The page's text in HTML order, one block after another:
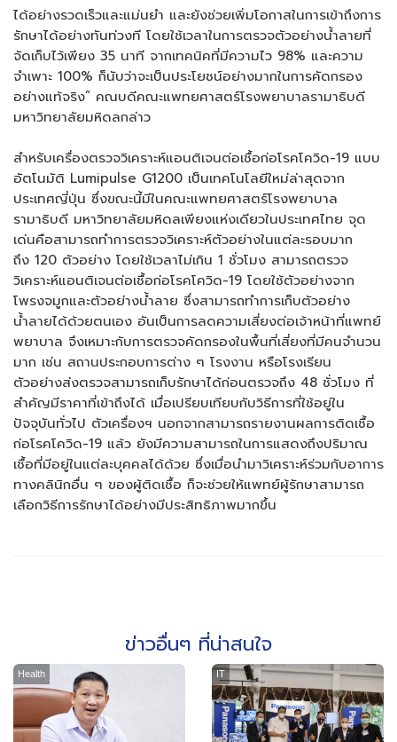
ได้อย่างรวดเร็วและแม่นยำ และยังช่วยเพิ่มโอกาสในการเข้าถึงการ
รักษาได้อย่างทันท่วงที โดยใช้เวลาในการตรวจตัวอย่างน้ำลายที่
จัดเก็บไว้เพียง 35 นาที จากเทคนิคที่มีความไว 98% และความ
จำเพาะ 100% ก็นับว่าจะเป็นประโยชน์อย่างมากในการคัดกรอง
อย่างแท้จริง” คณบดีคณะแพทยศาสตร์โรงพยาบาลรามาธิบดี
มหาวิทยาลัยมหิดลกล่าว
สำหรับเครื่องตรวจวิเคราะห์แอนติเจนต่อเชื้อก่อโรคโควิด-19 แบบ
อัตโนมัติ Lumipulse G1200 เป็นเทคโนโลยีใหม่ล่าสุดจาก
ประเทศญี่ปุ่น ซึ่งขณะนี้มีในคณะแพทยศาสตร์โรงพยาบาล
รามาธิบดี มหาวิทยาลัยมหิดลเพียงแห่งเดียวในประเทศไทย จุด
เด่นคือสามารถทำการตรวจวิเคราะห์ตัวอย่างในแต่ละรอบมาก
ถึง 120 ตัวอย่าง โดยใช้เวลาไม่เกิน 1 ชั่วโมง สามารถตรวจ
วิเคราะห์แอนติเจนต่อเชื้อก่อโรคโควิด-19 โดยใช้ตัวอย่างจาก
โพรงจมูกและตัวอย่างน้ำลาย ซึ่งสามารถทำการเก็บตัวอย่าง
น้ำลายได้ด้วยตนเอง อันเป็นการลดความเสี่ยงต่อเจ้าหน้าที่แพทย์
พยาบาล จึงเหมาะกับการตรวจคัดกรองในพื้นที่เสี่ยงที่มีคนจำนวน
มาก เช่น สถานประกอบการต่าง ๆ โรงงาน หรือโรงเรียน
ตัวอย่างส่งตรวจสามารถเก็บรักษาได้ก่อนตรวจถึง 48 ชั่วโมง ที่
สำคัญมีราคาที่เข้าถึงได้ เมื่อเปรียบเทียบกับวิธีการที่ใช้อยู่ใน
ปัจจุบันทั่วไป ตัวเครื่องฯ นอกจากสามารถรายงานผลการติดเชื้อ
ก่อโรคโควิด-19 แล้ว ยังมีความสามารถในการแสดงถึงปริมาณ
เชื้อที่มีอยู่ในแต่ละบุคคลได้ด้วย ซึ่งเมื่อนำมาวิเคราะห์ร่วมกับอาการ
ทางคลินิกอื่น ๆ ของผู้ติดเชื้อ ก็จะช่วยให้แพทย์ผู้รักษาสามารถ
เลือกวิธีการรักษาได้อย่างมีประสิทธิภาพมากขึ้น
ข่าวอื่นๆ ที่น่าสนใจ
Health IT